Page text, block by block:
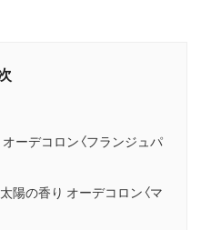
ーデコロン〈フランジュパ
陽の香り オーデコロン〈マ